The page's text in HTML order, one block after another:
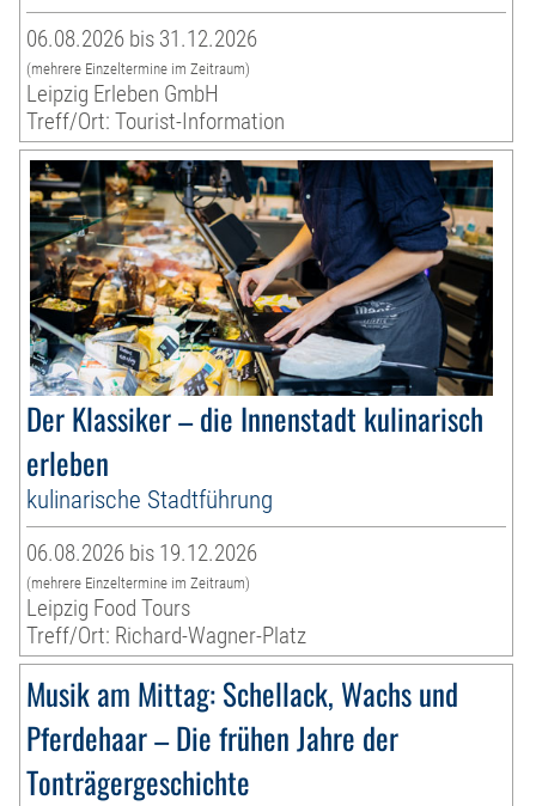
06.08.2026 bis 31.12.2026
(mehrere Einzeltermine im Zeitraum)
Leipzig Erleben GmbH
Treff/Ort: Tourist-Information
Der Klassiker – die Innenstadt kulinarisch
erleben
kulinarische Stadtführung
06.08.2026 bis 19.12.2026
(mehrere Einzeltermine im Zeitraum)
Leipzig Food Tours
Treff/Ort: Richard-Wagner-Platz
Musik am Mittag: Schellack, Wachs und
Pferdehaar – Die frühen Jahre der
Tonträgergeschichte